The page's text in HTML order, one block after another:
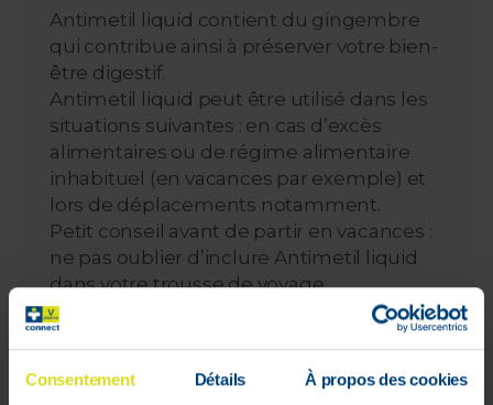
Consentement Détails À propos des cookies
Antimetil liquid contient du gingembre
qui contribue ainsi à préserver votre bien-
être digestif.
Antimetil liquid peut être utilisé dans les
situations suivantes : en cas d’excès
alimentaires ou de régime alimentaire
inhabituel (en vacances par exemple) et
lors de déplacements notamment.
Petit conseil avant de partir en vacances :
ne pas oublier d’inclure Antimetil liquid
dans votre trousse de voyage.
La formule naturelle d’Antimetil liquid, à
base de gingembre, convient aux adultes